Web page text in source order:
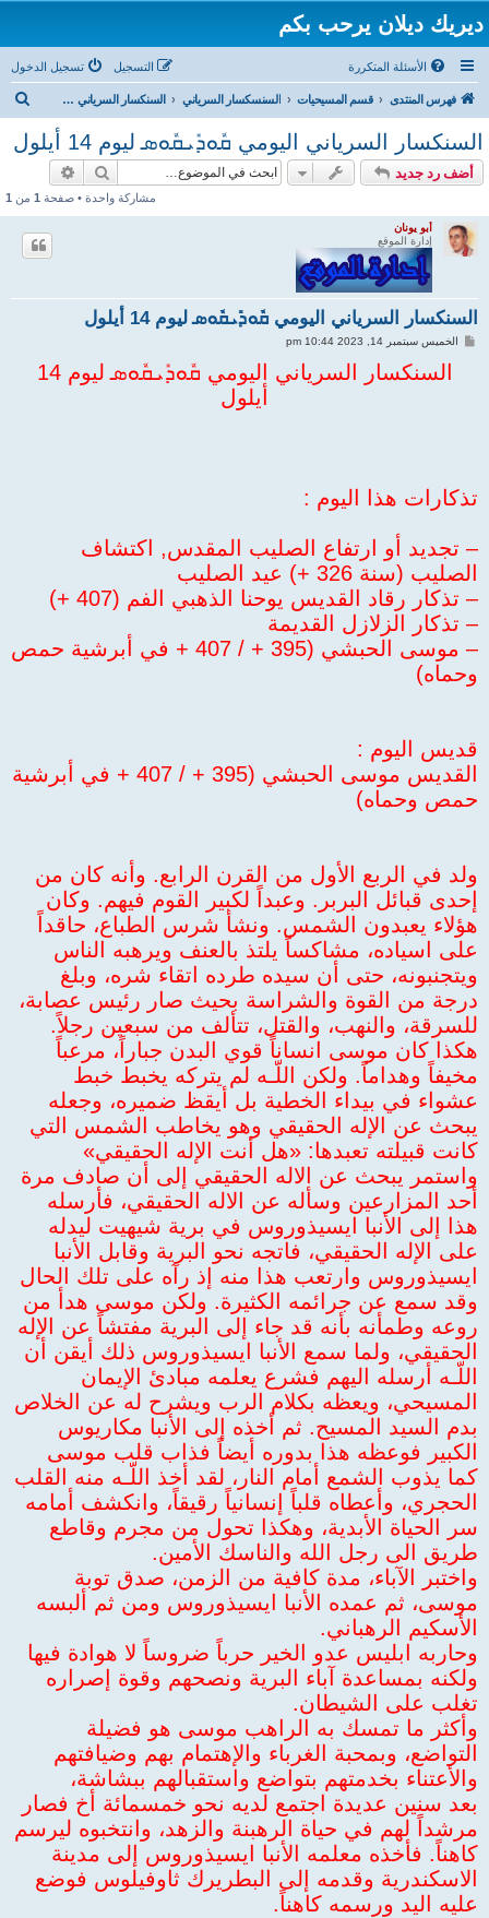
ديريك ديلان يرحب بكم
الأسئلة المتكررة تسجيل الدخول التسجيل
فهرس المنتدى قسم المسيحيات السنسكسار السرياني السنكسار السرياني ܩܽܘܕܺܝܩܽܘܣ لشهر ايلول
السنكسار السرياني اليومي ܩܽܘܕܺܝܩܽܘܣ ليوم 14 أيلول
أضف رد جديد بحث
مشاركة واحدة • صفحة 1 من 1
أبو يونان
إدارة الموقع
السنكسار السرياني اليومي ܩܽܘܕܺܝܩܽܘܣ ليوم 14 أيلول
الخميس سبتمبر 14, 2023 10:44 pm
السنكسار السرياني اليومي ܩܽܘܕܺܝܩܽܘܣ ليوم 14
أيلول
تذكارات هذا اليوم :
– تجديد أو ارتفاع الصليب المقدس, اكتشاف
الصليب (سنة 326 +) عيد الصليب
– تذكار رقاد القديس يوحنا الذهبي الفم (407 +)
– تذكار الزلازل القديمة
– موسى الحبشي (395 + / 407 + في أبرشية حمص
وحماه)
قديس اليوم :
القديس موسى الحبشي (395 + / 407 + في أبرشية
حمص وحماه)
ولد في الربع الأول من القرن الرابع. وأنه كان من
إحدى قبائل البربر. وعبداً لكبير القوم فيهم. وكان
هؤلاء يعبدون الشمس. ونشأ شرس الطباع، حاقداً
على اسياده، مشاكساً يلتذ بالعنف ويرهبه الناس
ويتجنبونه، حتى أن سيده طرده اتقاء شره، وبلغ
درجة من القوة والشراسة بحيث صار رئيس عصابة،
للسرقة، والنهب، والقتل، تتألف من سبعين رجلاً.
هكذا كان موسى انساناً قوي البدن جباراً، مرعباً
مخيفاً وهداماً. ولكن اللّـه لم يتركه يخبط خبط
عشواء في بيداء الخطية بل أيقظ ضميره، وجعله
يبحث عن الإله الحقيقي وهو يخاطب الشمس التي
كانت قبيلته تعبدها: «هل أنت الإله الحقيقي»
واستمر يبحث عن الاله الحقيقي إلى أن صادف مرة
أحد المزارعين وسأله عن الاله الحقيقي، فأرسله
هذا إلى الأنبا ايسيذوروس في برية شيهيت ليدله
على الإله الحقيقي، فاتجه نحو البرية وقابل الأنبا
ايسيذوروس وارتعب هذا منه إذ رآه على تلك الحال
وقد سمع عن جرائمه الكثيرة. ولكن موسى هدأ من
روعه وطمأنه بأنه قد جاء إلى البرية مفتشاً عن الإله
الحقيقي، ولما سمع الأنبا ايسيذوروس ذلك أيقن أن
اللّـه أرسله اليهم فشرع يعلمه مبادئ الإيمان
المسيحي، ويعظه بكلام الرب ويشرح له عن الخلاص
بدم السيد المسيح. ثم أخذه إلى الأنبا مكاريوس
الكبير فوعظه هذا بدوره أيضاً فذاب قلب موسى
كما يذوب الشمع أمام النار، لقد أخذ اللّـه منه القلب
الحجري، وأعطاه قلباً إنسانياً رقيقاً، وانكشف أمامه
سر الحياة الأبدية، وهكذا تحول من مجرم وقاطع
طريق الى رجل الله والناسك الأمين.
واختبر الآباء، مدة كافية من الزمن، صدق توبة
موسى، ثم عمده الأنبا ايسيذوروس ومن ثم ألبسه
الأسكيم الرهباني.
وحاربه ابليس عدو الخير حرباً ضروساً لا هوادة فيها
ولكنه بمساعدة آباء البرية ونصحهم وقوة إصراره
تغلب على الشيطان.
وأكثر ما تمسك به الراهب موسى هو فضيلة
التواضع، وبمحبة الغرباء والإهتمام بهم وضيافتهم
والأعتناء بخدمتهم بتواضع واستقبالهم ببشاشة،
بعد سنين عديدة اجتمع لديه نحو خمسمائة أخ فصار
مرشداً لهم في حياة الرهبنة والزهد، وانتخبوه ليرسم
كاهناً. فأخذه معلمه الأنبا ايسيذوروس إلى مدينة
الاسكندرية وقدمه إلى البطريرك ثاوفيلوس فوضع
عليه اليد ورسمه كاهناً.